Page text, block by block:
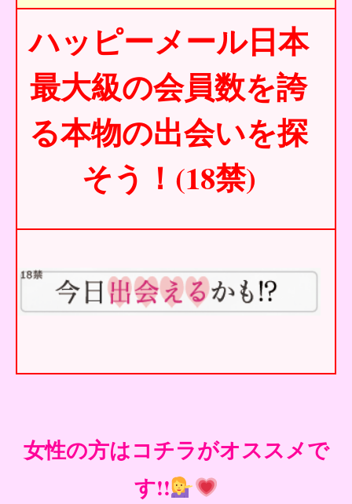
ハッピーメール日本
最大級の会員数を誇
る本物の出会いを探
そう！(18禁)
女性の方はコチラがオススメで
す!!